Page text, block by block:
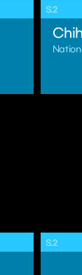
S.2
S.2